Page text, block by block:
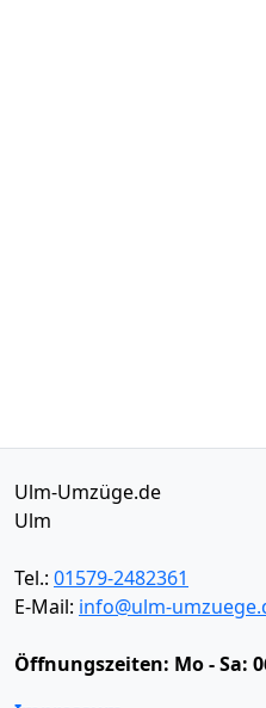
Ulm-Umzüge.de
Ulm
Tel.: 01579-2482361
E-Mail: info@ulm-
Öffnungszeiten: Mo - Sa: